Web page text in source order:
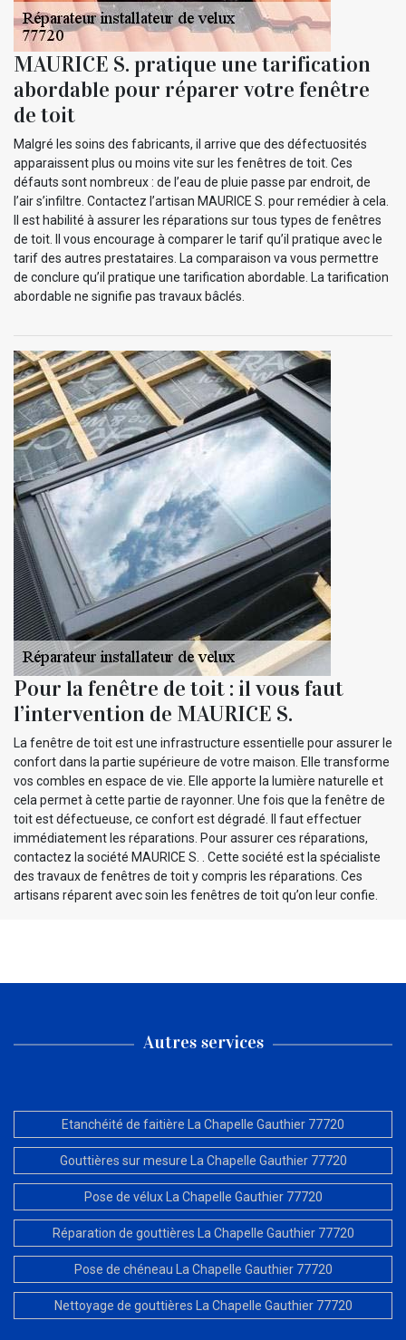
MAURICE S. pratique une tarification
abordable pour réparer votre fenêtre
de toit
Malgré les soins des fabricants, il arrive que des défectuosités
apparaissent plus ou moins vite sur les fenêtres de toit. Ces
défauts sont nombreux : de l’eau de pluie passe par endroit, de
l’air s’infiltre. Contactez l’artisan MAURICE S. pour remédier à cela.
Il est habilité à assurer les réparations sur tous types de fenêtres
de toit. Il vous encourage à comparer le tarif qu’il pratique avec le
tarif des autres prestataires. La comparaison va vous permettre
de conclure qu’il pratique une tarification abordable. La tarification
abordable ne signifie pas travaux bâclés.
Pour la fenêtre de toit : il vous faut
l’intervention de MAURICE S.
La fenêtre de toit est une infrastructure essentielle pour assurer le
confort dans la partie supérieure de votre maison. Elle transforme
vos combles en espace de vie. Elle apporte la lumière naturelle et
cela permet à cette partie de rayonner. Une fois que la fenêtre de
toit est défectueuse, ce confort est dégradé. Il faut effectuer
immédiatement les réparations. Pour assurer ces réparations,
contactez la société MAURICE S. . Cette société est la spécialiste
des travaux de fenêtres de toit y compris les réparations. Ces
artisans réparent avec soin les fenêtres de toit qu’on leur confie.
Autres services
Etanchéité de faitière La Chapelle Gauthier 77720
Gouttières sur mesure La Chapelle Gauthier 77720
Pose de vélux La Chapelle Gauthier 77720
Réparation de gouttières La Chapelle Gauthier 77720
Pose de chéneau La Chapelle Gauthier 77720
Nettoyage de gouttières La Chapelle Gauthier 77720